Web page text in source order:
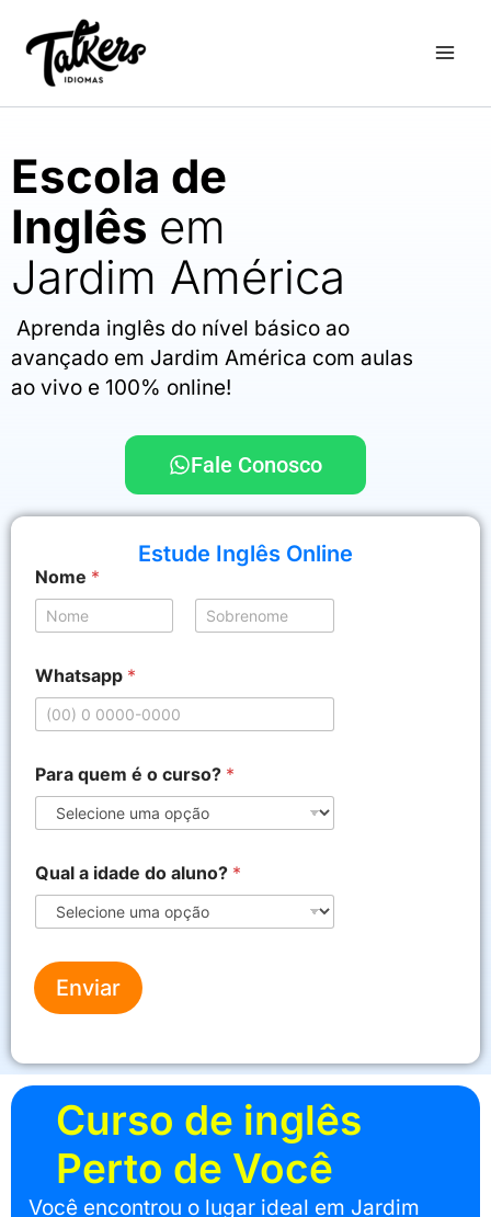
para
conteúdo
Escola de
Inglês em
Jardim América
Aprenda inglês do nível básico ao
avançado em Jardim América com aulas
ao vivo e 100% online!
Fale Conosco
Estude Inglês Online
Nome *
Q
u
a
l
u
n
?
Whatsapp *
Para quem é o curso? *
Qual a idade do aluno? *
Enviar
Curso de inglês
Perto de Você
Você encontrou o lugar ideal em Jardim